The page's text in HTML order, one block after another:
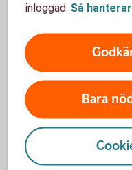
Vi finns här för dig.
0771-97 75 12.
20.00, lördag-
storhelger).
BankID
inloggad. Så
Bara